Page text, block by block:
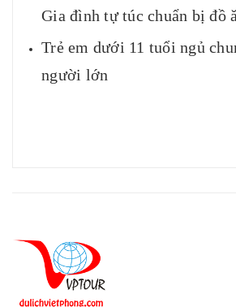
Gia đình tự túc chuẩn bị đồ
Trẻ em dưới 11 tuổi ngủ
người lớn